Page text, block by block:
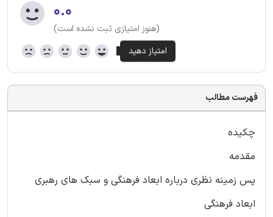
۰.۰
(هنوز امتیازی ثبت نشده است)
فهرست مطالب
چکیده
مقدمه
پس زمینه نظری درباره ابعاد فرهنگی و سبک های رهبری
ابعاد فرهنگی